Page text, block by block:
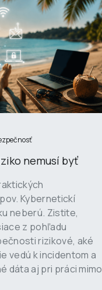
nemusí byť
Kybernetickí
neberú. Zistite,
z pohľadu
rizikové, aké
vedú k incidentom a
dáta aj pri práci mimo